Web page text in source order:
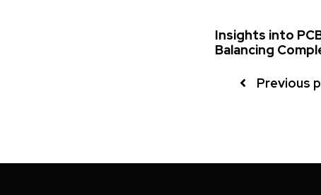
Insights into
Balancing
Previous